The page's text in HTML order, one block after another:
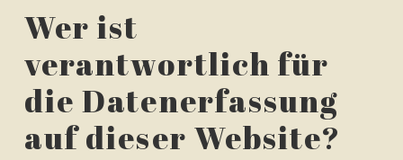
Wer ist
verantwortlich für
die Datenerfassung
auf dieser Website?